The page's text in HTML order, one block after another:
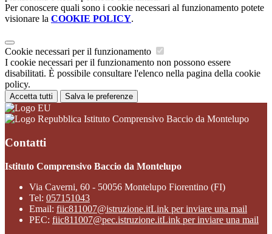
Per conoscere quali sono i cookie necessari al funzionamento potete
visionare la COOKIE POLICY.
Cookie necessari per il funzionamento
I cookie necessari per il funzionamento non possono essere
disabilitati. È possibile consultare l'elenco nella pagina della cookie
policy.
Accetta tutti Salva le preferenze
Istituto Comprensivo Baccio da Montelupo
Contatti
Istituto Comprensivo Baccio da Montelupo
Via Caverni, 60 - 50056 Montelupo Fiorentino (FI)
Tel: 057151043
Email: fiic811007@istruzione.itLink per inviare una mail
PEC: fiic811007@pec.istruzione.itLink per inviare una mail